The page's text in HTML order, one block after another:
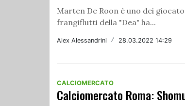
Marten De Roon è uno dei
frangiflutti della "Dea" ha...
Alex Alessandrini / 28.03.2022 14:29
CALCIOMERCATO
Calciomercato Roma: